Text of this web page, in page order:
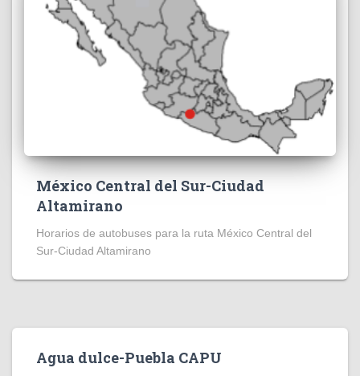
México Central del Sur-Ciudad
Altamirano
Horarios de autobuses para la ruta México Central del
Sur-Ciudad Altamirano
Agua dulce-Puebla CAPU